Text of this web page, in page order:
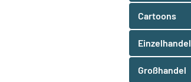
Cartoons
Einzelhandel
Großhandel